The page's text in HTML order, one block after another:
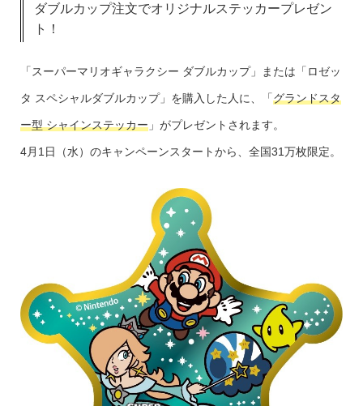
ダブルカップ注文でオリジナルステッカープレゼン
ト！
「スーパーマリオギャラクシー ダブルカップ」または「ロゼッ
タ スペシャルダブルカップ」を購入した人に、「グランドスタ
ー型 シャインステッカー」がプレゼントされます。
4月1日（水）のキャンペーンスタートから、全国31万枚限定。